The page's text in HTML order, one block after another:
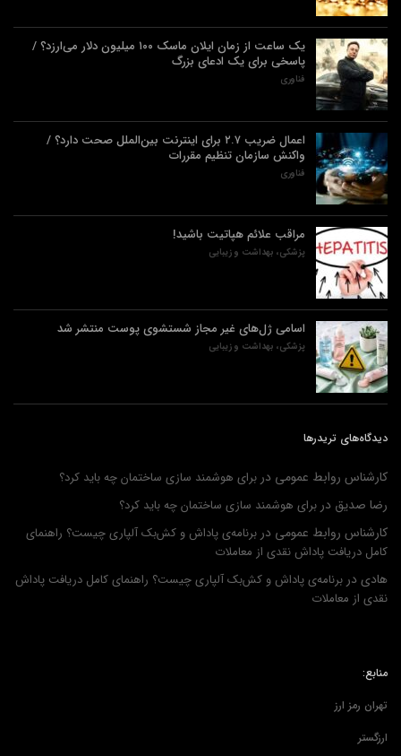
یک ساعت از زمان ایلان ماسک ۱۰۰ میلیون دلار می‌ارزد؟ /
پاسخی برای یک ادعای بزرگ
فناوری
اعمال ضریب ۲.۷ برای اینترنت بین‌الملل صحت دارد؟ /
واکنش سازمان تنظیم مقررات
فناوری
مراقب علائم هپاتیت باشید!
پزشکی، بهداشت و زیبایی
اسامی ژل‌های غیر مجاز شستشوی پوست منتشر شد
پزشکی، بهداشت و زیبایی
دیدگاه‌های تریدرها
کارشناس روابط عمومی دربرای هوشمند سازی ساختمان چه باید کرد؟
رضا صدیق دربرای هوشمند سازی ساختمان چه باید کرد؟
کارشناس روابط عمومی دربرنامه‌ی پاداش و کش‌بک آلپاری چیست؟ راهنمای
کامل دریافت پاداش نقدی از معاملات
هادی دربرنامه‌ی پاداش و کش‌بک آلپاری چیست؟ راهنمای کامل دریافت پاداش
نقدی از معاملات
منابع:
تهران رمز ارز
ارزگستر